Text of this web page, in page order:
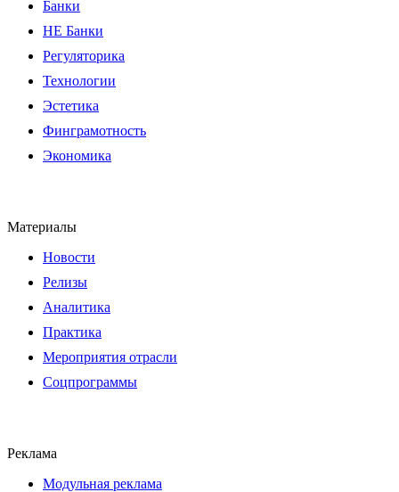
Банки
НЕ Банки
Регуляторика
Технологии
Эстетика
Финграмотность
Экономика
Материалы
Новости
Релизы
Аналитика
Практика
Мероприятия отрасли
Соцпрограммы
Реклама
Модульная реклама